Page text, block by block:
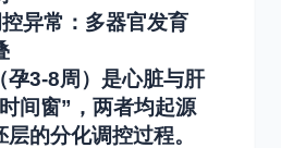
异常：多器官发育
孕3-8周）是心脏与肝
间窗”，两者均起源
的分化调控过程。